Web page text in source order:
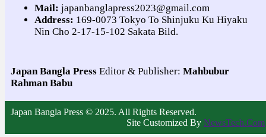
Mail: japanbanglapress2023@gmail.com
Address: 169-0073 Tokyo To Shinjuku Ku Hiyaku
Nin Cho 2-17-15-102 Sakata Bild.
Japan Bangla Press Editor & Publisher: Mahbubur
Rahman Babu
Japan Bangla Press © 2025. All Rights Reserved.
Site Customized By NewsTech.Com